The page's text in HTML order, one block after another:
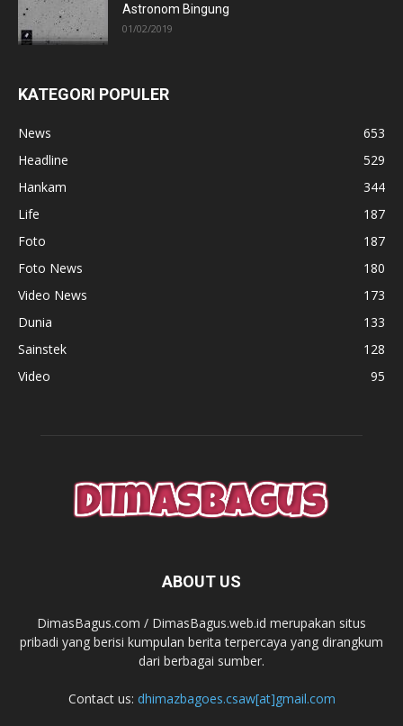
Astronom Bingung
01/02/2019
KATEGORI POPULER
News
653
Headline
529
Hankam
344
Life
187
Foto
187
Foto News
180
Video News
173
Dunia
133
Sainstek
128
Video
95
ABOUT US
DimasBagus.com / DimasBagus.web.id merupakan situs
pribadi yang berisi kumpulan berita terpercaya yang dirangkum
dari berbagai sumber.
Contact us: dhimazbagoes.csaw[at]gmail.com